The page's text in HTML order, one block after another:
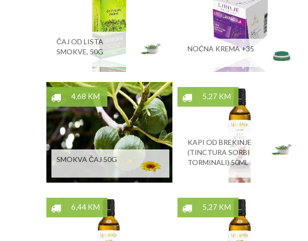
ČAJ OD LISTA
SMOKVE, 50G
NOĆNA KREMA +35
4,68 KM
SMOKVA ČAJ 50G
5,27 KM
KAPI OD BREKINJE
(TINCTURA SORBI
TORMINALI) 50ML
6,44 KM 5,27 KM